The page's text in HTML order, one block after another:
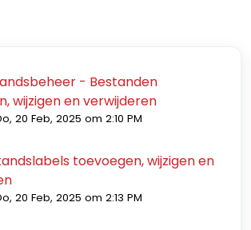
- Bestanden
wijzigen en verwijderen
20 Feb, 2025 om 2:10 PM
toevoegen, wijzigen en
20 Feb, 2025 om 2:13 PM